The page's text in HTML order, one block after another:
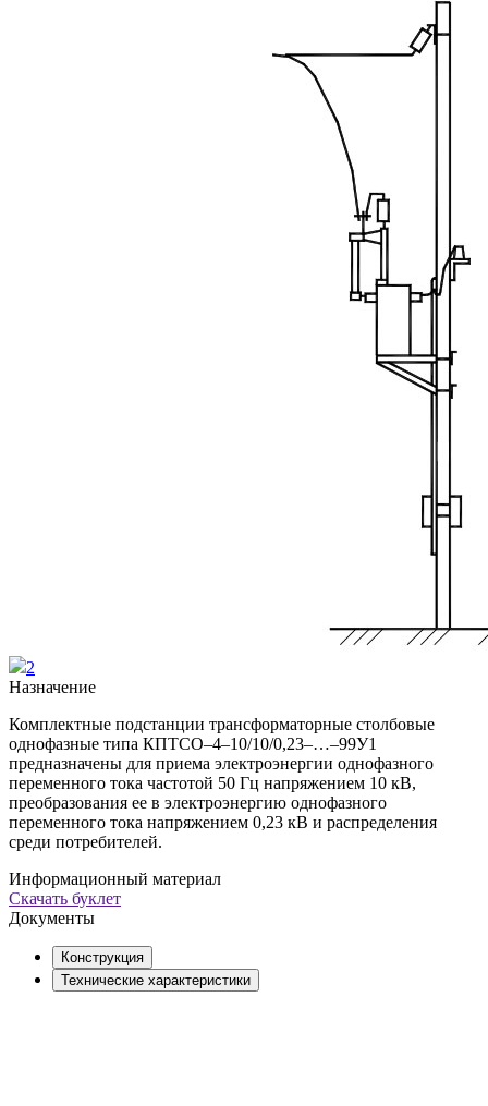
2
Назначение
Комплектные подстанции трансформаторные столбовые
однофазные типа КПТСО–4–10/10/0,23–…–99У1
предназначены для приема электроэнергии однофазного
переменного тока частотой 50 Гц напряжением 10 кВ,
преобразования ее в электроэнергию однофазного
переменного тока напряжением 0,23 кВ и распределения
среди потребителей.
Информационный материал
Скачать буклет
Документы
Конструкция
Технические характеристики